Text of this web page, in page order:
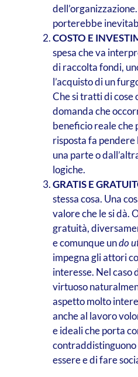
porterebbe
COSTO E
spesa che va
di raccolta fondi,
l’acquisto di un
Che si tratti di cose
domanda che
beneficio reale che
risposta fa pendere
una parte o
logiche.
GRATIS E
stessa cosa. Una
valore che le si dà.
gratuità,
e comunque undo
impegna gli attori
interesse. Nel caso
virtuoso
aspetto molto
anche al lavoro
e ideali che porta
essere e di fare